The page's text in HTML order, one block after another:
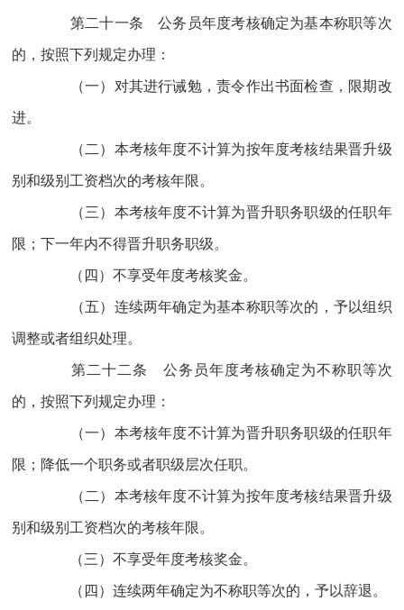
第二十一条 公务员年度考核确定为基本称职等次
的，按照下列规定办理：
（一）对其进行诫勉，责令作出书面检查，限期改
进。
（二）本考核年度不计算为按年度考核结果晋升级
别和级别工资档次的考核年限。
（三）本考核年度不计算为晋升职务职级的任职年
限；下一年内不得晋升职务职级。
（四）不享受年度考核奖金。
（五）连续两年确定为基本称职等次的，予以组织
调整或者组织处理。
第二十二条 公务员年度考核确定为不称职等次
的，按照下列规定办理：
（一）本考核年度不计算为晋升职务职级的任职年
限；降低一个职务或者职级层次任职。
（二）本考核年度不计算为按年度考核结果晋升级
别和级别工资档次的考核年限。
（三）不享受年度考核奖金。
（四）连续两年确定为不称职等次的，予以辞退。